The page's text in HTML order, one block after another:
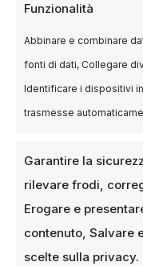
Funzionalità
Abbinare e combinare
fonti di dati, Collegare
Identificare i dispositivi
trasmesse
Garantire la
rilevare frodi,
Erogare e
contenuto, Salvare
scelte sulla privacy.
Le scene
diventate
8 MARZO 2025
Il cinema, come
affascinanti è la